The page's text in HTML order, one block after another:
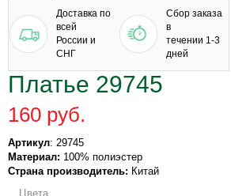
Доставка по
всей
России и
СНГ
Сбор заказа
в
течении 1-3
дней
Платье 29745
160 руб.
Артикул: 29745
Материал: 100% полиэстер
Страна производитель: Китай
Цвета